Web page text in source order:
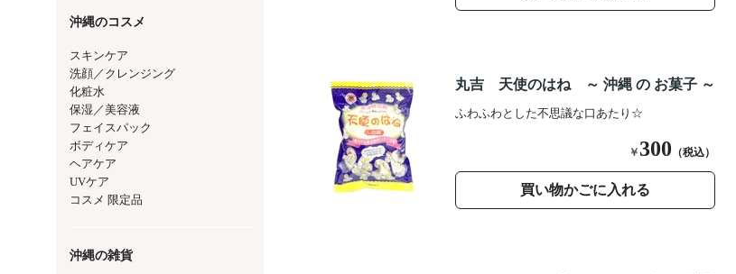
沖縄のコスメ
スキンケア
洗顔／クレンジング
化粧水
保湿／美容液
フェイスパック
ボディケア
ヘアケア
UVケア
コスメ 限定品
沖縄の雑貨
丸吉 天使のはね ～ 沖縄 の お菓子 ～
ふわふわとした不思議な口あたり☆
￥ 300 （税込）
買い物かごに入れる